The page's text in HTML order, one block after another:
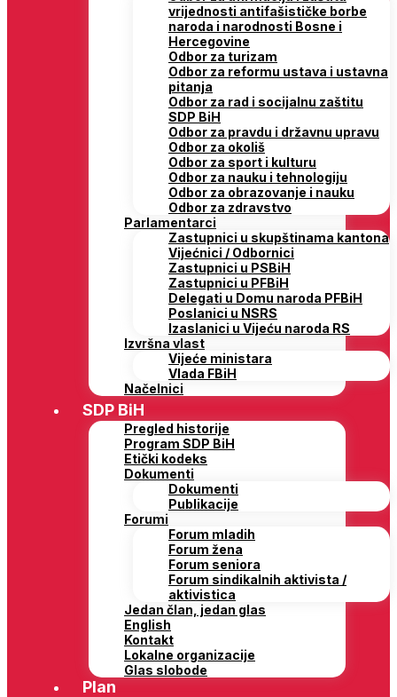
vrijednosti antifašističke borbe
naroda i narodnosti Bosne i
Hercegovine
Odbor za turizam
Odbor za reformu ustava i ustavna
pitanja
Odbor za rad i socijalnu zaštitu
SDP BiH
Odbor za pravdu i državnu upravu
Odbor za okoliš
Odbor za sport i kulturu
Odbor za nauku i tehnologiju
Odbor za obrazovanje i nauku
Odbor za zdravstvo
Parlamentarci
Zastupnici u skupštinama kantona
Vijećnici / Odbornici
Zastupnici u PSBiH
Zastupnici u PFBiH
Delegati u Domu naroda PFBiH
Poslanici u NSRS
Izaslanici u Vijeću naroda RS
Izvršna vlast
Vijeće ministara
Vlada FBiH
Načelnici
SDP BiH
Pregled historije
Program SDP BiH
Etički kodeks
Dokumenti
Dokumenti
Publikacije
Forumi
Forum mladih
Forum žena
Forum seniora
Forum sindikalnih aktivista /
aktivistica
Jedan član, jedan glas
English
Kontakt
Lokalne organizacije
Glas slobode
Plan